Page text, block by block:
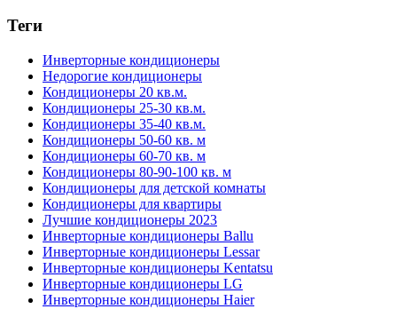
Теги
Инверторные кондиционеры
Недорогие кондиционеры
Кондиционеры 20 кв.м.
Кондиционеры 25-30 кв.м.
Кондиционеры 35-40 кв.м.
Кондиционеры 50-60 кв. м
Кондиционеры 60-70 кв. м
Кондиционеры 80-90-100 кв. м
Кондиционеры для детской комнаты
Кондиционеры для квартиры
Лучшие кондиционеры 2023
Инверторные кондиционеры Ballu
Инверторные кондиционеры Lessar
Инверторные кондиционеры Kentatsu
Инверторные кондиционеры LG
Инверторные кондиционеры Haier